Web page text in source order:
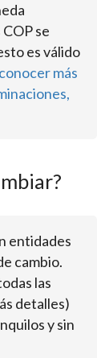
se
es válido
más
entidades
cambio.
las
detalles)
y sin